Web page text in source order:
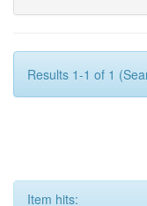
Results 1-1 of 1
Item hits: